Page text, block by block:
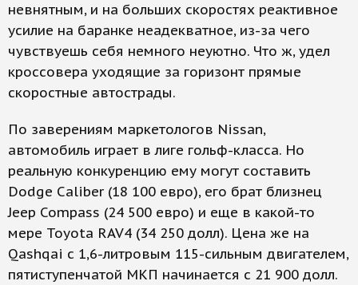
невнятным, и на больших скоростях реактивное
усилие на баранке неадекватное, из-за чего
чувствуешь себя немного неуютно. Что ж, удел
кроссовера уходящие за горизонт прямые
скоростные автострады.
По заверениям маркетологов Nissan,
автомобиль играет в лиге гольф-класса. Но
реальную конкуренцию ему могут составить
Dodge Caliber (18 100 евро), его брат близнец
Jeep Compass (24 500 евро) и еще в какой-то
мере Toyota RAV4 (34 250 долл). Цена же на
Qashqai с 1,6-литровым 115-сильным двигателем,
пятиступенчатой МКП начинается с 21 900 долл.